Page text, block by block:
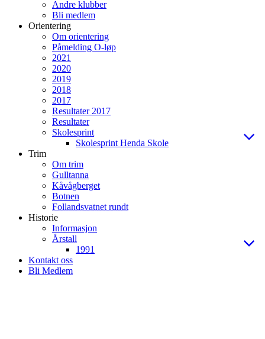
Andre klubber
Bli medlem
Orientering
Om orientering
Påmelding O-løp
2021
2020
2019
2018
2017
Resultater 2017
Resultater
Skolesprint
Skolesprint Henda Skole
Trim
Om trim
Gulltanna
Kåvågberget
Botnen
Follandsvatnet rundt
Historie
Informasjon
Årstall
1991
Kontakt oss
Bli Medlem